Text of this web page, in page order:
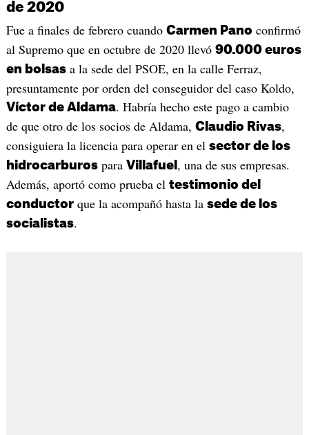
de 2020
Fue a finales de febrero cuando Carmen Pano confirmó
al Supremo que en octubre de 2020 llevó 90.000 euros
en bolsasa la sede del PSOE, en la calle Ferraz,
presuntamente por orden del conseguidor del caso Koldo,
Víctor de Aldama. Habría hecho este pago a cambio
de que otro de los socios de Aldama, Claudio Rivas,
consiguiera la licencia para operar en el sector de los
hidrocarburospara Villafuel , una de sus empresas.
Además, aportó como prueba el testimonio del
conductorque la acompañó hasta la sede de los
socialistas.